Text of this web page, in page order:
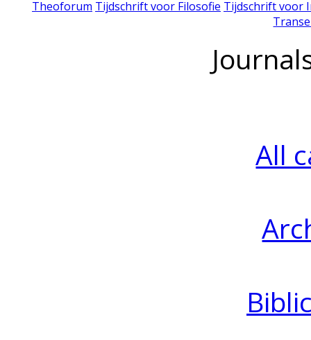
Theoforum Tijdschrift voor Filosofie Tijdschrift voor
All